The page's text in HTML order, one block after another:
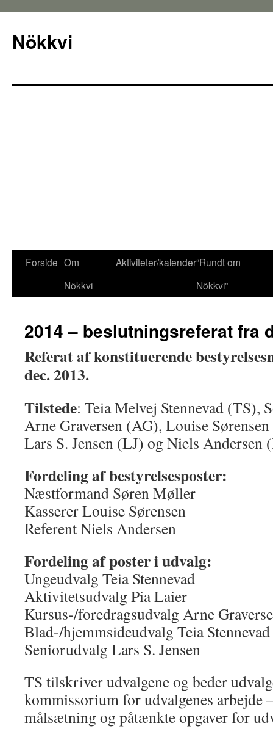
Nökkvi
Forside Om
Nökkvi
Aktiviteter/kalender“Rundt om
Nökkvi”
2014 – beslutningsreferat fra
Referat af konstituerende
dec. 2013.
Tilstede: Teia Melvej Stennevad (TS),
Arne Graversen (AG), Louise
Lars S. Jensen (LJ) og Niels Andersen
Fordeling af bestyrelsesposter:
Næstformand Søren Møller
Kasserer Louise Sørensen
Referent Niels Andersen
Fordeling af poster i udvalg:
Ungeudvalg Teia Stennevad
Aktivitetsudvalg Pia Laier
Kursus-/foredragsudvalg Arne
Blad-/hjemmsideudvalg Teia
Seniorudvalg Lars S. Jensen
TS tilskriver udvalgene og beder
kommissorium for udvalgenes arbejde
målsætning og påtænkte opgaver for